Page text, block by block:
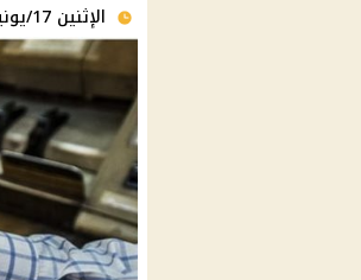
الإثنين 17/يونيو/2024 - 05:00 م